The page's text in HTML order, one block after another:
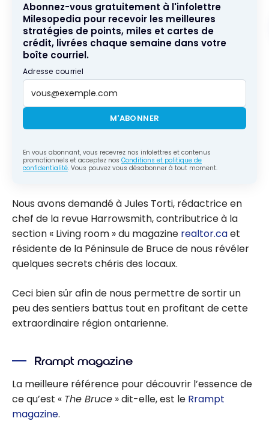
Abonnez-vous gratuitement à l'infolettre
Milesopedia pour recevoir les meilleures
stratégies de points, miles et cartes de
crédit, livrées chaque semaine dans votre
boîte courriel.
Adresse courriel
M'ABONNER
En vous abonnant, vous recevrez nos infolettres et contenus
promotionnels et acceptez nos Conditions et politique de
confidentialité. Vous pouvez vous désabonner à tout moment.
Nous avons demandé à Jules Torti, rédactrice en
chef de la revue Harrowsmith, contributrice à la
section « Living room » du magazine realtor.caet
résidente de la Péninsule de Bruce de nous révéler
quelques secrets chéris des locaux.
Ceci bien sûr afin de nous permettre de sortir un
peu des sentiers battus tout en profitant de cette
extraordinaire région ontarienne.
Rrampt magazine
La meilleure référence pour découvrir l’essence de
ce qu’est « The Bruce » dit-elle, est le Rrampt
magazine.